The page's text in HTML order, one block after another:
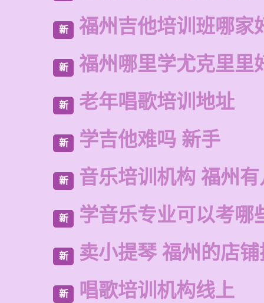
新 福州吉他培训班哪家
新 福州哪里学尤克里里
新 老年唱歌培训地址
新 学吉他难吗 新手
新 音乐培训机构 福州
新 学音乐专业可以考哪
新 卖小提琴 福州的店
新 唱歌培训机构线上